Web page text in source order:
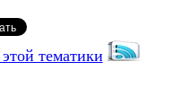
тематики